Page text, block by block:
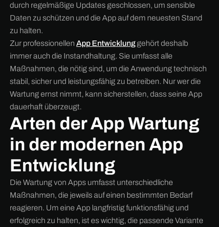
durch regelmäßige Updates geschlossen, um sensible
Daten zu schützen und die App auf dem neuesten Stand
zu halten.
Zur professionellen App Entwicklunggehört deshalb
immer auch die Instandhaltung. Sie umfasst alle
Maßnahmen, die nötig sind, um die Anwendung technisch
stabil, sicher und leistungsfähig zu betreiben. Nur wer die
Wartung ernst nimmt, kann sicherstellen, dass seine App
dauerhaft überzeugt.
Arten der App Wartung
in der modernen App
Entwicklung
Die Wartung von Apps umfasst unterschiedliche
Maßnahmen, die jeweils auf einen bestimmten Bedarf
reagieren. Um eine App langfristig funktionsfähig und
erfolgreich zu halten, ist es wichtig, die passende Variante